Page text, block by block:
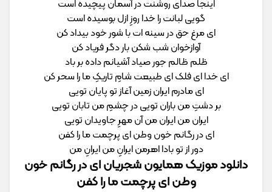
اینجا صدای روشنت در آسمان پیچیده است
گویی لبانت را خدا روزِ ازل بوسیده است
ای مرغ حق در سینه ‌ات با شور خود بیداد کن
آوازخوان شب شکن بار دگر فریاد کن
ظلم ظالم جور صیاد آشیانم داده بر باد
ای خدا ای فلک ای طبیعت شامِ تاریکِ ما را سحر کن
ای مادرم ایران زمین آغاز تو پایان تویی
بر دشتِ من باران تویی در چشمِ من تابان تویی
ایران من ایران من آن مهرِ جاویدان تویی
ای در رگانم خون وطن ای پرچمت ما را کفن
دور از تو بادا اهرمن ایرانِ من ایرانِ من
دانلود موزیک همایون شجریان ای در رگانم خون
وطن ای پرچمت ما را کفن